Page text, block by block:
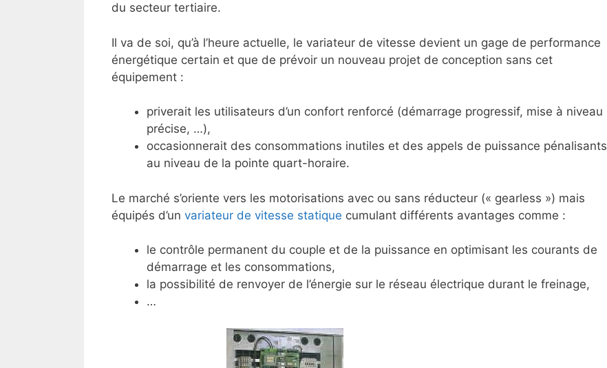
du secteur tertiaire.
Il va de soi, qu’à l’heure actuelle, le variateur de vitesse devient un gage de performance
énergétique certain et que de prévoir un nouveau projet de conception sans cet
équipement :
priverait les utilisateurs d’un confort renforcé (démarrage progressif, mise à niveau
précise, …),
occasionnerait des consommations inutiles et des appels de puissance pénalisants
au niveau de la pointe quart-horaire.
Le marché s’oriente vers les motorisations avec ou sans réducteur (« gearless ») mais
équipés d’un variateur de vitesse statique cumulant différents avantages comme :
le contrôle permanent du couple et de la puissance en optimisant les courants de
démarrage et les consommations,
la possibilité de renvoyer de l’énergie sur le réseau électrique durant le freinage,
…